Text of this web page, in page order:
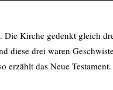
Kirche gedenkt gleich
diese drei waren
erzählt das Neue